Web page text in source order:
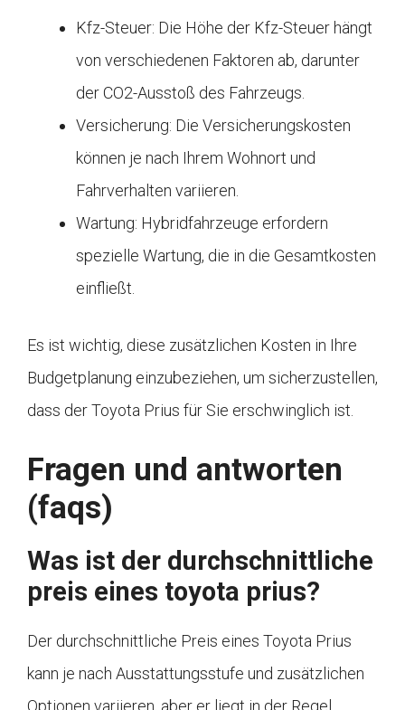
Kfz-Steuer: Die Höhe der Kfz-Steuer hängt
von verschiedenen Faktoren ab, darunter
der CO2-Ausstoß des Fahrzeugs.
Versicherung: Die Versicherungskosten
können je nach Ihrem Wohnort und
Fahrverhalten variieren.
Wartung: Hybridfahrzeuge erfordern
spezielle Wartung, die in die Gesamtkosten
einfließt.
Es ist wichtig, diese zusätzlichen Kosten in Ihre
Budgetplanung einzubeziehen, um sicherzustellen,
dass der Toyota Prius für Sie erschwinglich ist.
Fragen und antworten
(faqs)
Was ist der durchschnittliche
preis eines toyota prius?
Der durchschnittliche Preis eines Toyota Prius
kann je nach Ausstattungsstufe und zusätzlichen
Optionen variieren, aber er liegt in der Regel